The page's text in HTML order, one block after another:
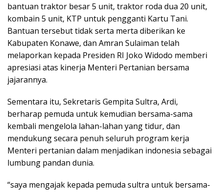
bantuan traktor besar 5 unit, traktor roda dua 20 unit,
kombain 5 unit, KTP untuk pengganti Kartu Tani.
Bantuan tersebut tidak serta merta diberikan ke
Kabupaten Konawe, dan Amran Sulaiman telah
melaporkan kepada Presiden RI Joko Widodo memberi
apresiasi atas kinerja Menteri Pertanian bersama
jajarannya.
Sementara itu, Sekretaris Gempita Sultra, Ardi,
berharap pemuda untuk kemudian bersama-sama
kembali mengelola lahan-lahan yang tidur, dan
mendukung secara penuh seluruh program kerja
Menteri pertanian dalam menjadikan indonesia sebagai
lumbung pandan dunia.
“saya mengajak kepada pemuda sultra untuk bersama-